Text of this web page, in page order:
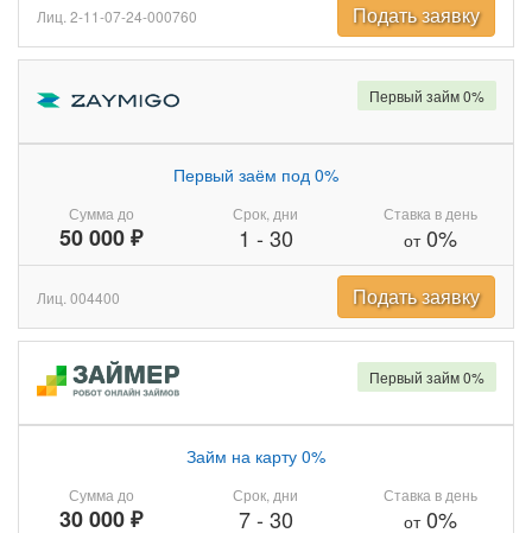
Лиц. 2-11-07-24-000760 Подать заявку
Сумма до
50 000 ₽
Первый заём под 0%
Срок, дни
1 - 30
Ставка в день
от0%
Первый займ 0%
Лиц. 004400 Подать заявку
Сумма до
30 000 ₽
Займ на карту 0%
Срок, дни
7- 30
Ставка в день
от0%
Первый займ 0%